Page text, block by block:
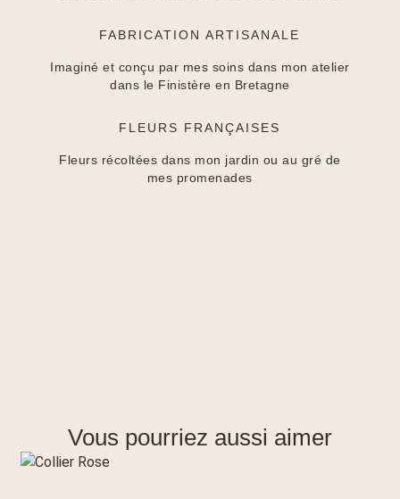
FABRICATION ARTISANALE
Imaginé et conçu par mes soins dans mon atelier
dans le Finistère en Bretagne
FLEURS FRANÇAISES
Fleurs récoltées dans mon jardin ou au gré de
mes promenades
Vous pourriez aussi aimer